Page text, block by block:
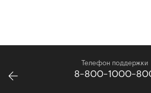
Телефон поддержки
8-800-1000-